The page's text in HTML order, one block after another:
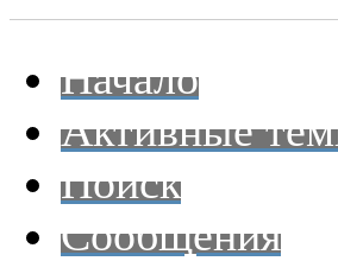
Начало
Активные
Поиск
Сообщения